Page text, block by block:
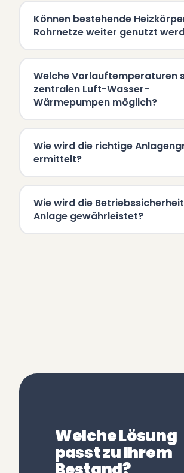
Können bestehende
Rohrnetze weiter genutzt
Welche Vorlauftemperaturen
zentralen Luft-Wasser-
Wärmepumpen möglich?
Wie wird die richtige
ermittelt?
Wie wird die
Anlage gewährleistet?
Welche Lösung
passt zu Ihrem